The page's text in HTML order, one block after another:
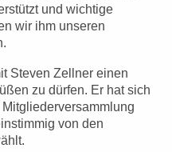
und wichtige
wir ihm unseren
Steven Zellner einen
zu dürfen. Er hat sich
von den